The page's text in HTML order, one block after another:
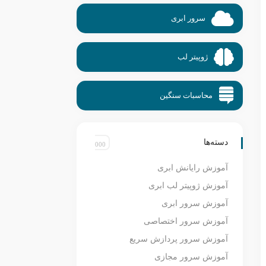
سرور ابری
ژوپیتر لب
محاسبات سنگین
دسته‌ها
آموزش رایانش ابری
آموزش ژوپیتر لب ابری
آموزش سرور ابری
آموزش سرور اختصاصی
آموزش سرور پردازش سریع
آموزش سرور مجازی